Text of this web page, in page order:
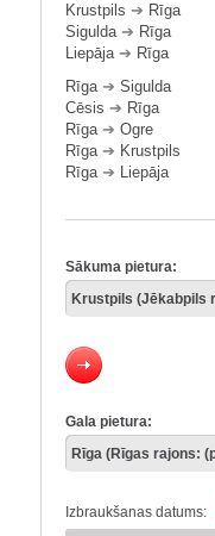
Krustpils ➔ Rīga
Sigulda➔ Rīga
Liepāja➔ Rīga
Rīga➔ Sigulda
Cēsis ➔ Rīga
Rīga➔ Ogre
Rīga➔ Krustpils
Rīga➔ Liepāja
Sākuma pietura:
Gala pietura:
Izbraukšanas datums: